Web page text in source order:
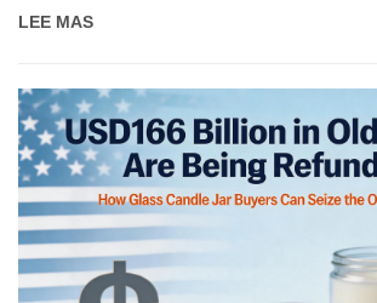
productos de trabajo forzoso. El anuncio propone
12,5% para otros 46, incluidos China continental,
Vietnam, citando su "fracaso en implementar y
efectivamente las prohibiciones de importación de
forzoso".
LEE MAS